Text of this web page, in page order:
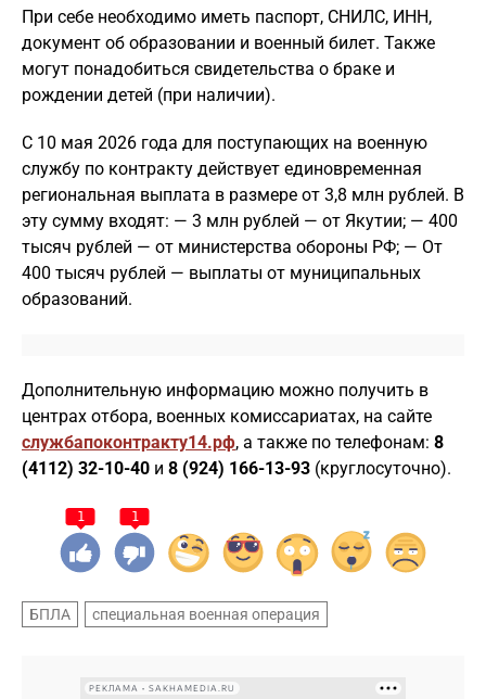
При себе необходимо иметь паспорт, СНИЛС, ИНН,
документ об образовании и военный билет. Также
могут понадобиться свидетельства о браке и
рождении детей (при наличии).
С 10 мая 2026 года для поступающих на военную
службу по контракту действует единовременная
региональная выплата в размере от 3,8 млн рублей. В
эту сумму входят: — 3 млн рублей — от Якутии; — 400
тысяч рублей — от министерства обороны РФ; — От
400 тысяч рублей — выплаты от муниципальных
образований.
Дополнительную информацию можно получить в
центрах отбора, военных комиссариатах, на сайте
службапоконтракту14.рф, а также по телефонам: 8
(4112) 32-10-40 и 8 (924) 166-13-93 (круглосуточно).
1 1
БПЛА специальная военная операция
РЕКЛАМА • SAKHAMEDIA.RU